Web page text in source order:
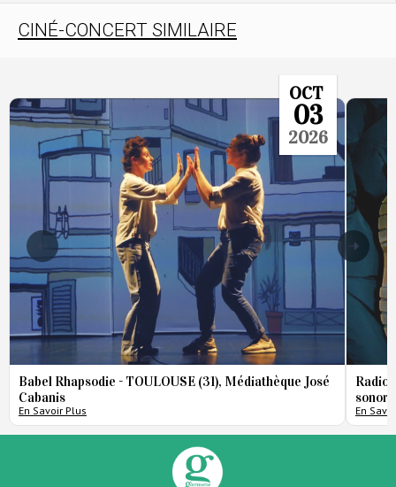
CINÉ-CONCERT SIMILAIRE
OCT
03
2026
Babel Rhapsodie - TOULOUSE (31), Médiathèque José
Cabanis
En Savoir Plus
Radio
En